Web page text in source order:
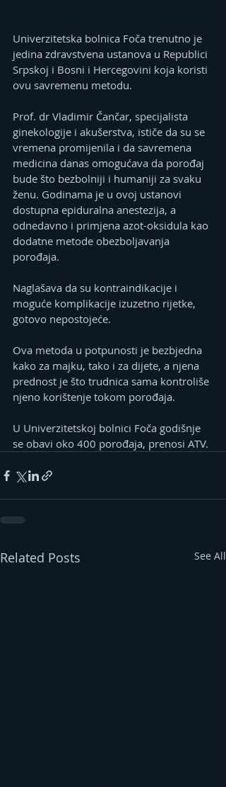
Univerzitetska bolnica Foča trenutno je
jedina zdravstvena ustanova u Republici
Srpskoj i Bosni i Hercegovini koja koristi
ovu savremenu metodu.
Prof. dr Vladimir Čančar, specijalista
ginekologije i akušerstva, ističe da su se
vremena promijenila i da savremena
medicina danas omogućava da porođaj
bude što bezbolniji i humaniji za svaku
ženu. Godinama je u ovoj ustanovi
dostupna epiduralna anestezija, a
odnedavno i primjena azot-oksidula kao
dodatne metode obezboljavanja
porođaja.
Naglašava da su kontraindikacije i
moguće komplikacije izuzetno rijetke,
gotovo nepostojeće.
Ova metoda u potpunosti je bezbjedna
kako za majku, tako i za dijete, a njena
prednost je što trudnica sama kontroliše
njeno korištenje tokom porođaja.
U Univerzitetskoj bolnici Foča godišnje
se obavi oko 400 porođaja, prenosi ATV.
Related Posts See All